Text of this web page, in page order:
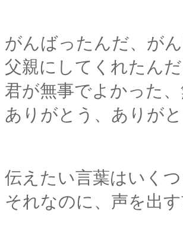
がんばったんだ、が
父親にしてくれたんだ
君が無事でよかった
ありがとう、ありが
伝えたい言葉はいく
それなのに、声を出